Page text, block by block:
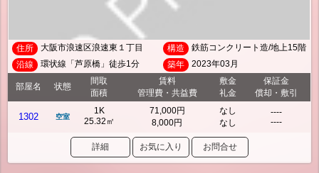
住所 大阪市浪速区浪速東１丁目 構造
鉄筋コンクリート造/地上15階
沿線
環状線「芦原橋」徒歩1分 築年 2023年03月
部屋名 状態
間取
面積
賃料
管理費・共益費
敷金
礼金
保証金
償却・敷引
1302 空室
1K
25.32㎡
71,000円
8,000円
なし
なし
----
----
詳細 お気に入り お問合せ